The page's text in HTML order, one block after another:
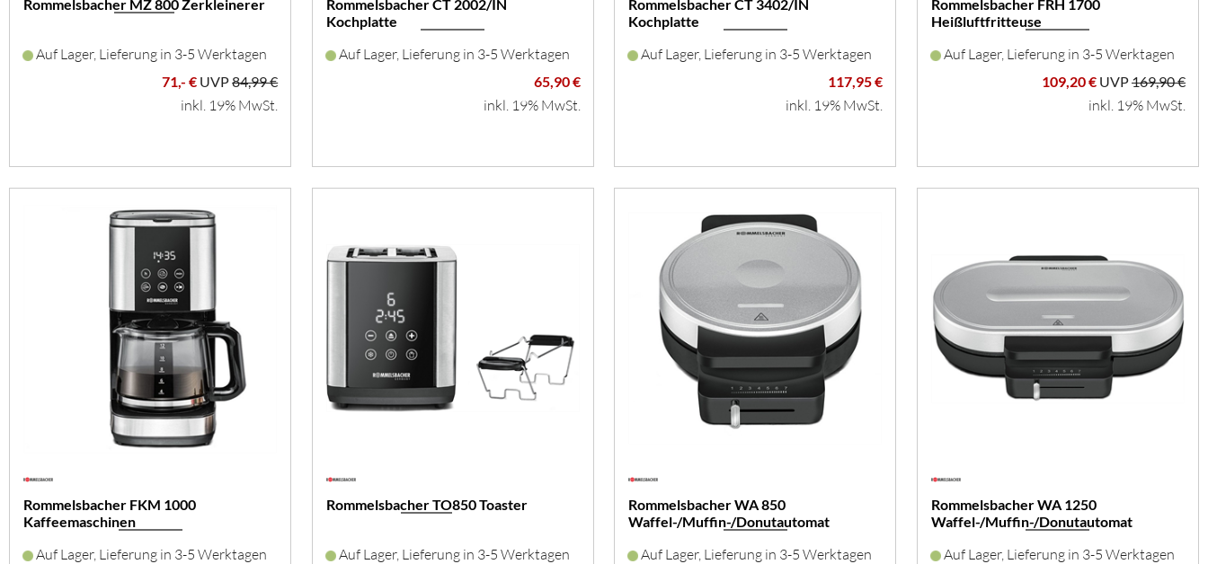
Rommelsbacher MZ 800 Zerkleinerer
Auf Lager, Lieferung in 3-5 Werktagen
71,- € UVP84,99 €
inkl. 19% MwSt.
Rommelsbacher CT 2002/IN
Kochplatte
Auf Lager, Lieferung in 3-5 Werktagen
65,90 €
inkl. 19% MwSt.
Rommelsbacher CT 3402/IN
Kochplatte
Auf Lager, Lieferung in 3-5 Werktagen
117,95 €
inkl. 19% MwSt.
Rommelsbacher FRH 1700
Heißluftfritteuse
Auf Lager, Lieferung in 3-5 Werktagen
109,20 € UVP169,90 €
inkl. 19% MwSt.
Rommelsbacher FKM 1000
Kaffeemaschinen
Auf Lager, Lieferung in 3-5 Werktagen
Rommelsbacher TO850 Toaster
Auf Lager, Lieferung in 3-5 Werktagen
Rommelsbacher WA 850
Waffel-/Muffin-/Donutautomat
Auf Lager, Lieferung in 3-5 Werktagen
Rommelsbacher WA 1250
Waffel-/Muffin-/Donutautomat
Auf Lager, Lieferung in 3-5 Werktagen